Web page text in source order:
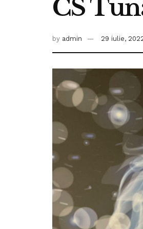
CS
by admin 29 iulie,